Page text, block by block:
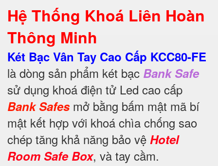
Hệ Thống Khoá Liên Hoàn
Thông Minh
Két Bạc Vân Tay Cao Cấp KCC80-FE
là dòng sản phẩm két bạc Bank Safe
sử dụng khoá điện tử Led cao cấp
Bank Safesmở bằng bấm mật mã bí
mật kết hợp với khoá chìa chống sao
chép tăng khả năng bảo vệ Hotel
Room Safe Box, và tay cầm.